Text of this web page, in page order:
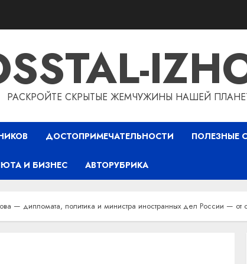
РАСКРОЙТЕ СКРЫТЫЕ ЖЕМЧУЖИНЫ НАШЕЙ
ДОСТОПРИМЕЧАТЕЛЬНОСТИ ПОЛЕЗНЫЕ
И БИЗНЕС АВТОРУБРИКА
— дипломата, политика и министра иностранных дел России — от